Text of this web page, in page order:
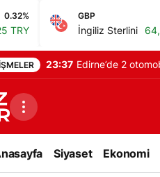
GBP
İngiliz Sterlini 64,48 TRY
çarpıştı, 9 kişi ağır
Siyaset Ekonomi